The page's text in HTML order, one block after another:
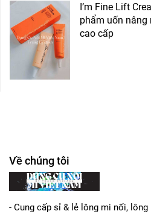
I’m Fine Lift
phẩm uốn
cao cấp
Về chúng tôi
- Cung cấp sỉ & lẻ lông mi nối,